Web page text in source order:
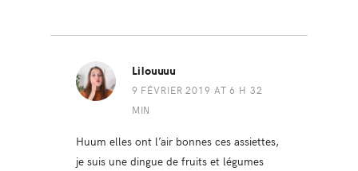
Lilouuuu
9 FÉVRIER 2019 AT 6 H 32
MIN
Huum elles ont l’air bonnes ces assiettes,
je suis une dingue de fruits et légumes